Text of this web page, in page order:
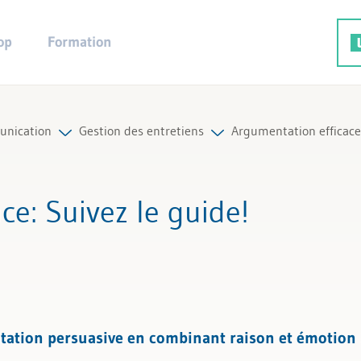
Formation
écrite
être
Gestion des entretiens
Toutes les aides de travail
Argumentation
: Suivez le guide!
persuasive en combinant raison et émotion